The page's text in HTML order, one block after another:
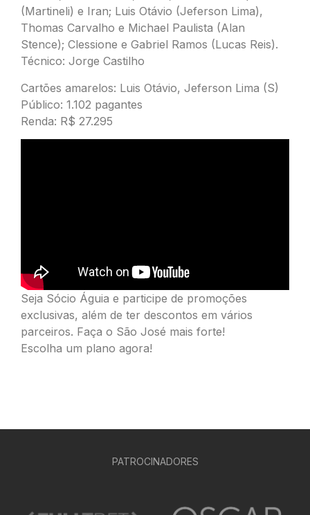
(Martineli) e Iran; Luis Otávio (Jeferson Lima),
Thomas Carvalho e Michael Paulista (Alan
Stence); Clessione e Gabriel Ramos (Lucas Reis).
Técnico: Jorge Castilho
Cartões amarelos: Luis Otávio, Jeferson Lima (S)
Público: 1.102 pagantes
Renda: R$ 27.295
Seja Sócio Águia e participe de promoções
exclusivas, além de ter descontos em vários
parceiros. Faça o São José mais forte!
Escolha um plano agora!
PATROCINADORES